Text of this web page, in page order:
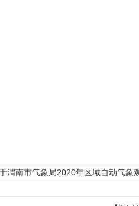
南市气象局2020年区域自动气象观测站代维项目 竞争性磋